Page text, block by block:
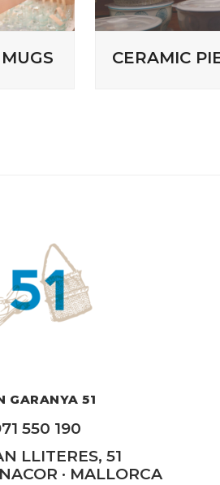
CERAMIC
GARANYA 51
550 190
LLITERES, 51
· MALLORCA